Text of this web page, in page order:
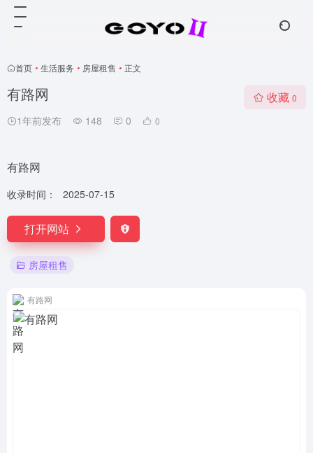
首页 • 生活服务 • 房屋租售 • 正文
有路网
1年前发布 148 0 0
收藏 0
有路网
收录时间： 2025-07-15
打开网站
房屋租售
有路网